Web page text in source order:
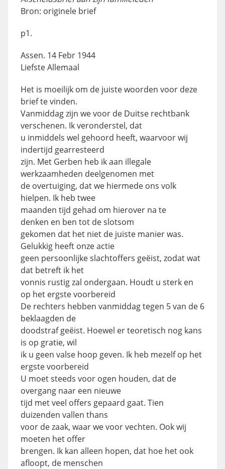
Bron: originele brief
p1.
Assen. 14 Febr 1944
Liefste Allemaal
Het is moeilijk om de juiste woorden voor deze
brief te vinden.
Vanmiddag zijn we voor de Duitse rechtbank
verschenen. Ik veronderstel, dat
u inmiddels wel gehoord heeft, waarvoor wij
indertijd gearresteerd
zijn. Met Gerben heb ik aan illegale
werkzaamheden deelgenomen met
de overtuiging, dat we hiermede ons volk
hielpen. Ik heb twee
maanden tijd gehad om hierover na te
denken en ben tot de slotsom
gekomen dat het niet de juiste manier was.
Gelukkig heeft onze actie
geen persoonlijke slachtoffers geëist, zodat wat
dat betreft ik het
vonnis rustig zal ondergaan. Houdt u sterk en
op het ergste voorbereid
De rechters hebben vanmiddag tegen 5 van de 6
beklaagden de
doodstraf geëist. Hoewel er teoretisch nog kans
is op gratie, wil
ik u geen valse hoop geven. Ik heb mezelf op het
ergste voorbereid
U moet steeds voor ogen houden, dat de
overgang naar een nieuwe
tijd met veel offers gepaard gaat. Tien
duizenden vallen thans
voor de zaak, waar we voor vechten. Ook wij
moeten het offer
brengen. Ik kan alleen hopen, dat hoe het ook
afloopt, de menschen